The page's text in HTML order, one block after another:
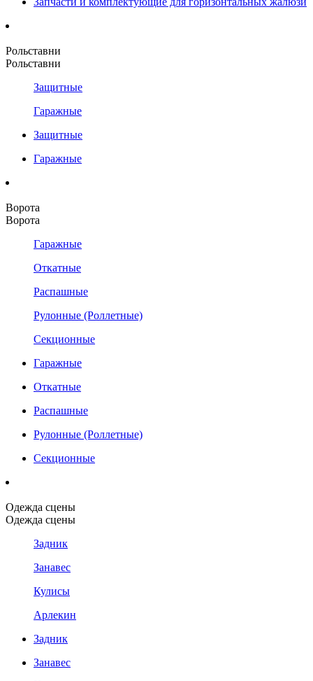
Рольставни
Рольставни
Защитные
Гаражные
Защитные
Гаражные
Ворота
Ворота
Гаражные
Откатные
Распашные
Рулонные (Роллетные)
Секционные
Гаражные
Откатные
Распашные
Рулонные (Роллетные)
Секционные
Одежда сцены
Одежда сцены
Задник
Занавес
Кулисы
Арлекин
Задник
Занавес